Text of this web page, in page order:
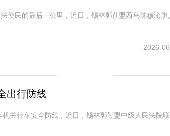
便民的最后一公里，近日，锡林郭勒盟西乌珠穆沁旗
2026-
出行防线
关行车安全防线，近日，锡林郭勒盟中级人民法院